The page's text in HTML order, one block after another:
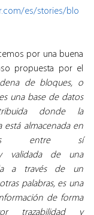
es/stories/blo
por una buena
propuesta por el
de bloques, o
una base de datos
donde la
está almacenada en
entre sí
validada de una
a través de un
palabras, es una
de forma
trazabilidad y